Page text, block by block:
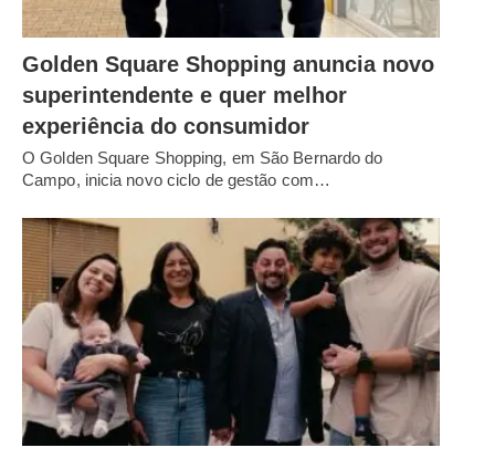
Golden Square Shopping anuncia novo
superintendente e quer melhor
experiência do consumidor
O Golden Square Shopping, em São Bernardo do
Campo, inicia novo ciclo de gestão com…